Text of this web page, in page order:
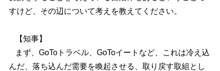
すけど、その辺について考えを教えてください。
【知事】
まず、GoToトラベル、GoToイートなど、これは冷え込
んだ、落ち込んだ需要を喚起させる、取り戻す取組とし